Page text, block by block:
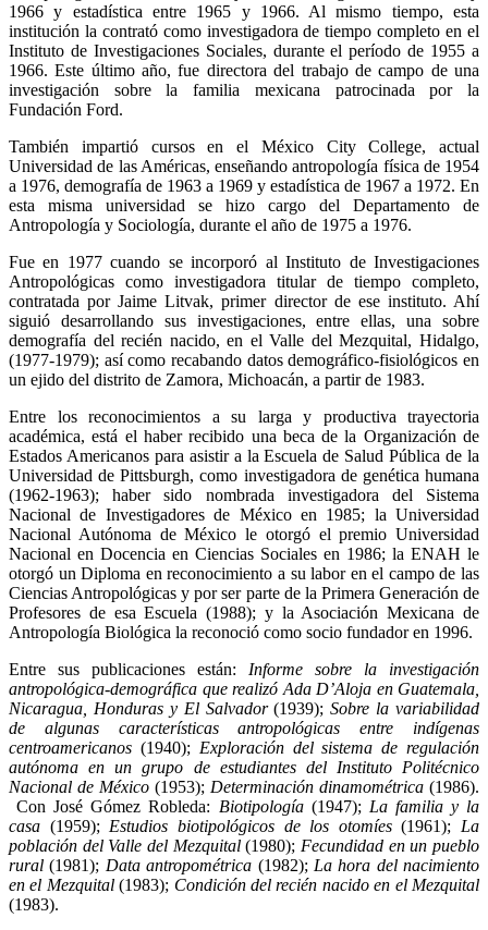
1966 y estadística entre 1965 y 1966. Al mismo tiempo, esta
institución la contrató como investigadora de tiempo completo en el
Instituto de Investigaciones Sociales, durante el período de 1955 a
1966. Este último año, fue directora del trabajo de campo de una
investigación sobre la familia mexicana patrocinada por la
Fundación Ford.
También impartió cursos en el México City College, actual
Universidad de las Américas, enseñando antropología física de 1954
a 1976, demografía de 1963 a 1969 y estadística de 1967 a 1972. En
esta misma universidad se hizo cargo del Departamento de
Antropología y Sociología, durante el año de 1975 a 1976.
Fue en 1977 cuando se incorporó al Instituto de Investigaciones
Antropológicas como investigadora titular de tiempo completo,
contratada por Jaime Litvak, primer director de ese instituto. Ahí
siguió desarrollando sus investigaciones, entre ellas, una sobre
demografía del recién nacido, en el Valle del Mezquital, Hidalgo,
(1977-1979); así como recabando datos demográfico-fisiológicos en
un ejido del distrito de Zamora, Michoacán, a partir de 1983.
Entre los reconocimientos a su larga y productiva trayectoria
académica, está el haber recibido una beca de la Organización de
Estados Americanos para asistir a la Escuela de Salud Pública de la
Universidad de Pittsburgh, como investigadora de genética humana
(1962-1963); haber sido nombrada investigadora del Sistema
Nacional de Investigadores de México en 1985; la Universidad
Nacional Autónoma de México le otorgó el premio Universidad
Nacional en Docencia en Ciencias Sociales en 1986; la ENAH le
otorgó un Diploma en reconocimiento a su labor en el campo de las
Ciencias Antropológicas y por ser parte de la Primera Generación de
Profesores de esa Escuela (1988); y la Asociación Mexicana de
Antropología Biológica la reconoció como socio fundador en 1996.
Entre sus publicaciones están: Informe sobre la investigación
antropológica-demográfica que realizó Ada D’Aloja en Guatemala,
Nicaragua, Honduras y El Salvador(1939);Sobre la variabilidad
de algunas características antropológicas entre indígenas
centroamericanos (1940); Exploración del sistema de regulación
autónoma en un grupo de estudiantes del Instituto Politécnico
Nacional de México (1953); Determinación dinamométrica (1986).
Con José Gómez Robleda: Biotipología(1947); La familia y la
casa (1959); Estudios biotipológicos de los otomíes(1961); La
población del Valle del Mezquital(1980); Fecundidad en un pueblo
rural (1981); Data antropométrica (1982); La hora del nacimiento
en el Mezquital(1983); Condición del recién nacido en el Mezquital
(1983).